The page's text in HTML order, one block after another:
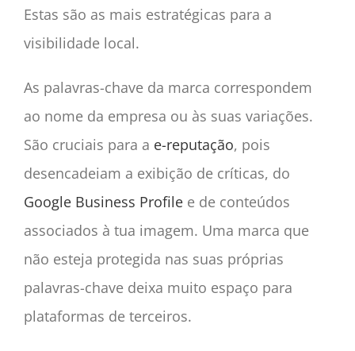
Estas são as mais estratégicas para a
visibilidade local.
As palavras-chave da marca correspondem
ao nome da empresa ou às suas variações.
São cruciais para a e-reputação, pois
desencadeiam a exibição de críticas, do
Google Business Profilee de conteúdos
associados à tua imagem. Uma marca que
não esteja protegida nas suas próprias
palavras-chave deixa muito espaço para
plataformas de terceiros.